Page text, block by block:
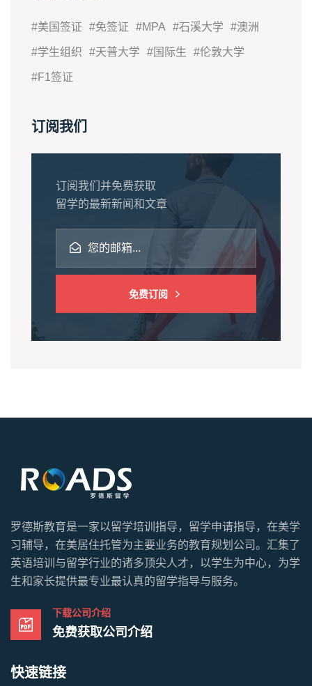
#美国签证 #免签证 #MPA #石溪大学 #澳洲
#学生组织 #天普大学 #国际生 #伦敦大学
#F1签证
订阅我们
订阅我们并免费获取
留学的最新新闻和文章
免费订阅
罗德斯教育是一家以留学培训指导，留学申请指导，在美学
习辅导，在美居住托管为主要业务的教育规划公司。汇集了
英语培训与留学行业的诸多顶尖人才，以学生为中心，为学
生和家长提供最专业最认真的留学指导与服务。
下载公司介绍
免费获取公司介绍
快速链接